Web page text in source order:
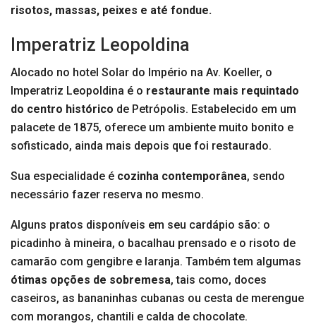
risotos, massas, peixes e até fondue.
Imperatriz Leopoldina
Alocado no hotel Solar do Império na Av. Koeller, o
Imperatriz Leopoldina é o restaurante mais requintado
do centro histórico de Petrópolis. Estabelecido em um
palacete de 1875, oferece um ambiente muito bonito e
sofisticado, ainda mais depois que foi restaurado.
Sua especialidade é cozinha contemporânea, sendo
necessário fazer reserva no mesmo.
Alguns pratos disponíveis em seu cardápio são: o
picadinho à mineira, o bacalhau prensado e o risoto de
camarão com gengibre e laranja. Também tem algumas
ótimas opções de sobremesa, tais como, doces
caseiros, as bananinhas cubanas ou cesta de merengue
com morangos, chantili e calda de chocolate.